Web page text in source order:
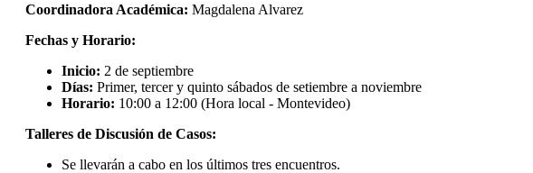
Coordinadora Académica: Magdalena Alvarez
Fechas y Horario:
Inicio: 2 de septiembre
Días: Primer, tercer y quinto sábados de setiembre a noviembre
Horario: 10:00 a 12:00 (Hora local - Montevideo)
Talleres de Discusión de Casos:
Se llevarán a cabo en los últimos tres encuentros.